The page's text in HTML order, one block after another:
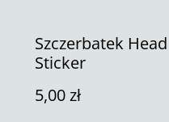
Szczerbatek
Sticker
5,00 zł